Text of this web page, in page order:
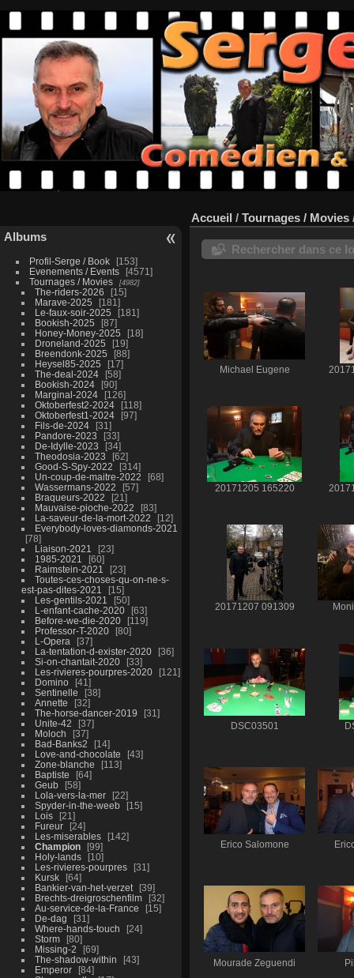
Albums
Profil-Serge / Book
153
Evenements / Events
4571
Tournages / Movies
4982
The-riders-2026
15
Marave-2025
181
Le-faux-soir-2025
181
Bookish-2025
87
Honey-Money-2025
18
Droneland-2025
19
Breendonk-2025
88
Heysel85-2025
17
The-deal-2024
58
Bookish-2024
90
Marginal-2024
126
Oktoberfest2-2024
118
Oktoberfest1-2024
97
Fils-de-2024
31
Pandore-2023
33
De-Idylle-2023
34
Theodosia-2023
62
Good-S-Spy-2022
314
Un-coup-de-maitre-2022
68
Wassermans-2022
57
Braqueurs-2022
21
Mauvaise-pioche-2022
83
La-saveur-de-la-mort-2022
12
Everybody-loves-diamonds-2021
78
Liaison-2021
23
1985-2021
60
Raimstein-2021
23
Toutes-ces-choses-qu-on-ne-s-
est-pas-dites-2021
15
Les-gentils-2021
50
L-enfant-cache-2020
63
Before-we-die-2020
119
Professor-T-2020
80
L-Opera
37
La-tentation-d-exister-2020
36
Si-on-chantait-2020
33
Les-rivieres-pourpres-2020
121
Domino
41
Sentinelle
38
Annette
32
The-horse-dancer-2019
31
Unite-42
37
Moloch
37
Bad-Banks2
14
Love-and-chocolate
43
Zone-blanche
113
Baptiste
64
Geub
58
Lola-vers-la-mer
22
Spyder-in-the-weeb
15
Lois
21
Fureur
24
Les-miserables
142
Champion
99
Holy-lands
10
Les-rivieres-pourpres
31
Kursk
64
Bankier-van-het-verzet
39
Brechts-dreigroschenfilm
32
Au-service-de-la-France
15
De-dag
31
Where-hands-touch
24
Storm
80
Missing-2
69
The-shadow-within
43
Emperor
84
Accueil / Tournages / Movies
Rechercher dans ce
Michael Eugene
20171205 165220
20171207 091309
DSC03501
Erico Salomone
Mourade Zeguendi